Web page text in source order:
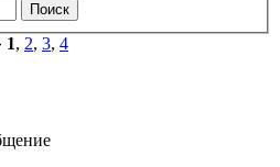
1, 2, 3, 4